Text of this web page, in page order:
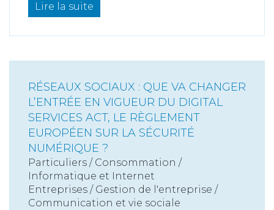
Lire la suite
RÉSEAUX SOCIAUX : QUE VA CHANGER
L’ENTRÉE EN VIGUEUR DU DIGITAL
SERVICES ACT, LE RÈGLEMENT
EUROPÉEN SUR LA SÉCURITÉ
NUMÉRIQUE ?
Particuliers / Consommation /
Informatique et Internet
Entreprises / Gestion de l'entreprise /
Communication et vie sociale